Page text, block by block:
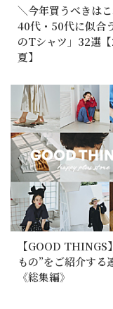
＼今年買うべきは
40代・50代に似合
のTシャツ」32選
夏】
【GOOD THINGS
もの”をご紹介する
《総集編》